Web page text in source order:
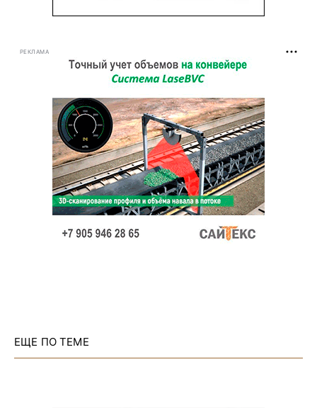
РЕКЛАМА
ЕЩЕ ПО ТЕМЕ